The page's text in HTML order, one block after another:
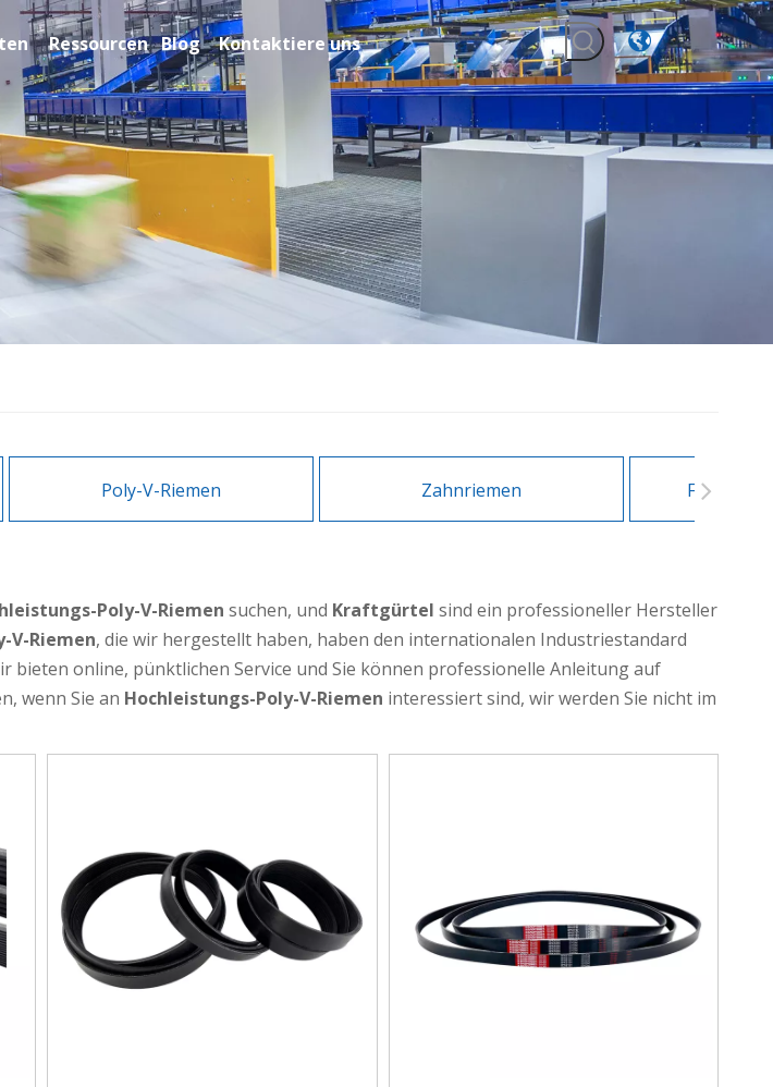
Ressourcen Blog Kontaktiere uns
Poly-V-Riemen Zahnriemen Flacher
Poly-V-Riemen suchen, und Kraftgürtel sind ein professioneller Hersteller
V-Riemen, die wir hergestellt haben, haben den internationalen Industriestandard
online, pünktlichen Service und Sie können professionelle Anleitung auf
wenn Sie an Hochleistungs-Poly-V-Riemen interessiert sind, wir werden Sie nicht im